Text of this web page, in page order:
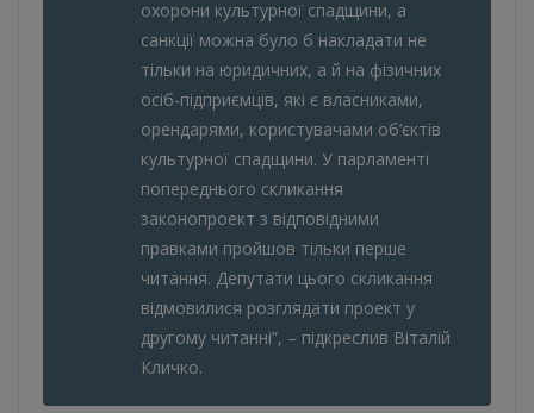
охорони культурної спадщини, а
санкції можна було б накладати не
тільки на юридичних, а й на фізичних
осіб-підприємців, які є власниками,
орендарями, користувачами об’єктів
культурної спадщини. У парламенті
попереднього скликання
законопроект з відповідними
правками пройшов тільки перше
читання. Депутати цього скликання
відмовилися розглядати проект у
другому читанні”, – підкреслив Віталій
Кличко.